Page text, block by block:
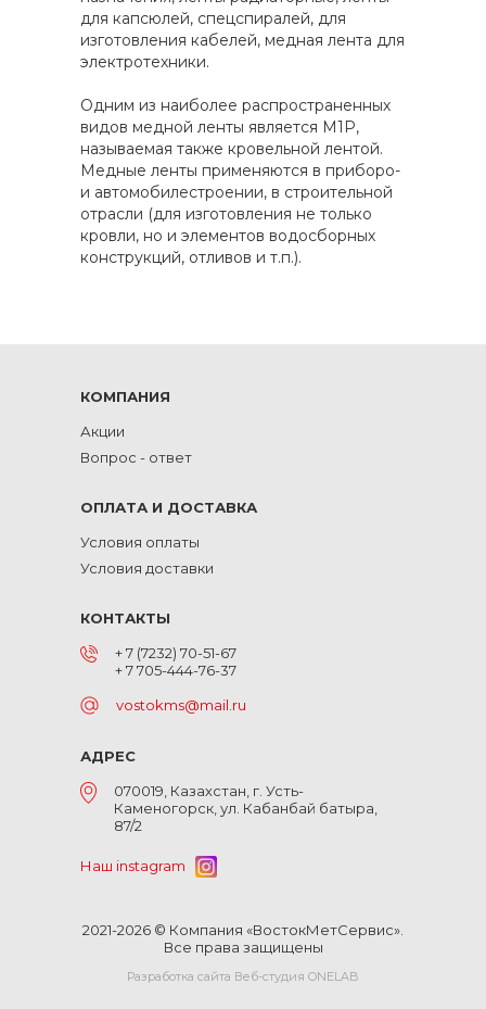
для капсюлей, спецспиралей, для
изготовления кабелей, медная лента для
электротехники.
Одним из наиболее распространенных
видов медной ленты является М1Р,
называемая также кровельной лентой.
Медные ленты применяются в приборо-
и автомобилестроении, в строительной
отрасли (для изготовления не только
кровли, но и элементов водосборных
конструкций, отливов и т.п.).
КОМПАНИЯ
Акции
Вопрос - ответ
ОПЛАТА И ДОСТАВКА
Условия оплаты
Условия доставки
КОНТАКТЫ
+ 7 (7232) 70-51-67
+ 7 705-444-76-37
vostokms@mail.ru
АДРЕС
070019, Казахстан, г. Усть-
Каменогорск, ул. Кабанбай батыра,
87/2
Наш instagram
2021-2026 © Компания «ВостокМетСервис».
Все права защищены
Разработка сайта Веб-студия ONELAB